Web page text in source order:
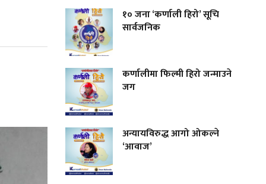
१० जना ‘कर्णाली हिरो’ सूचि
सार्वजनिक
कर्णालीमा फिल्मी हिरो जन्माउने
जग
अन्यायविरुद्ध आगो ओकल्ने
‘आवाज’